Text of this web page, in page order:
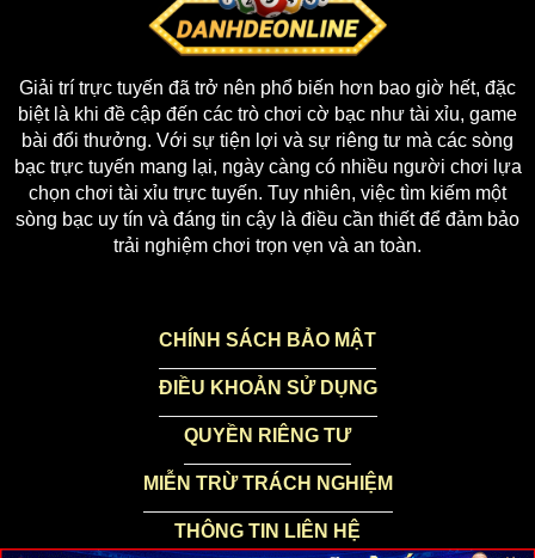
CHÍNH SÁCH BẢO MẬT
ĐIỀU KHOẢN SỬ DỤNG
QUYỀN RIÊNG TƯ
MIỄN TRỪ TRÁCH NGHIỆM
THÔNG TIN LIÊN HỆ
Giải trí trực tuyến đã trở nên phổ biến hơn bao giờ hết, đặc
biệt là khi đề cập đến các trò chơi cờ bạc như tài xỉu, game
bài đổi thưởng. Với sự tiện lợi và sự riêng tư mà các sòng
bạc trực tuyến mang lại, ngày càng có nhiều người chơi lựa
chọn chơi tài xỉu trực tuyến. Tuy nhiên, việc tìm kiếm một
sòng bạc uy tín và đáng tin cậy là điều cần thiết để đảm bảo
trải nghiệm chơi trọn vẹn và an toàn.